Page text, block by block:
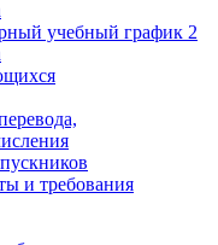
учебный график 2
и требования